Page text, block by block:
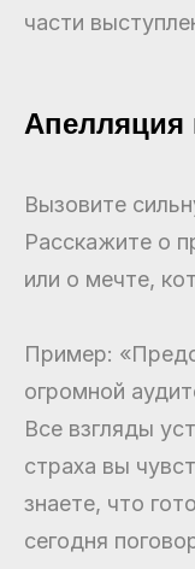
части
Апелляция
Вызовите
Расскажите о
или о мечте,
Пример:
огромной
Все взгляды
страха вы
знаете, что
сегодня